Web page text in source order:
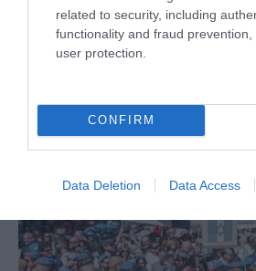
related to security, including
functionality and fraud
user protection.
CONFIRM
Data Deletion Data Access
ricordo di Enzo...
5 Agosto 2026